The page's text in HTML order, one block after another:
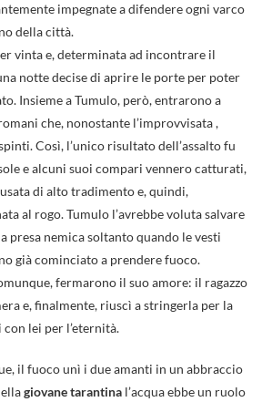
impegnate a difendere ogni varco
della città.
vinta e, determinata ad incontrare il
notte decise di aprire le porte per poter
Insieme a Tumulo, però, entrarono a
che, nonostante l’improvvisata ,
Così, l’unico risultato dell’assalto fu
e alcuni suoi compari vennero catturati,
di alto tradimento e, quindi,
al rogo. Tumulo l’avrebbe voluta salvare
presa nemica soltanto quando le vesti
già cominciato a prendere fuoco.
fermarono il suo amore: il ragazzo
e, finalmente, riuscì a stringerla per la
lei per l’eternità.
il fuoco unì i due amanti in un abbraccio
giovane tarantina l’acqua ebbe un ruolo